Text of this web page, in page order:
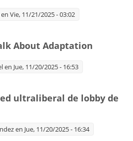
en Vie, 11/21/2025 - 03:02
About Adaptation
en Jue, 11/20/2025 - 16:53
ultraliberal de lobby de
en Jue, 11/20/2025 - 16:34